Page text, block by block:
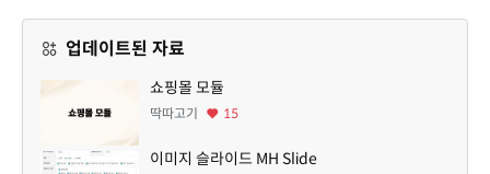
업데이트된 자료
쇼핑몰 모듈
딱따고기 15
이미지 슬라이드 MH Slide